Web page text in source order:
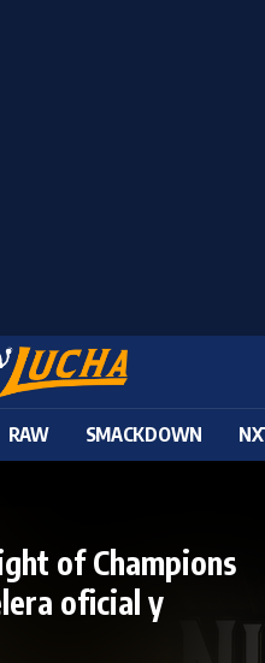
RAW SMACKDOWN
of Champions
oficial y